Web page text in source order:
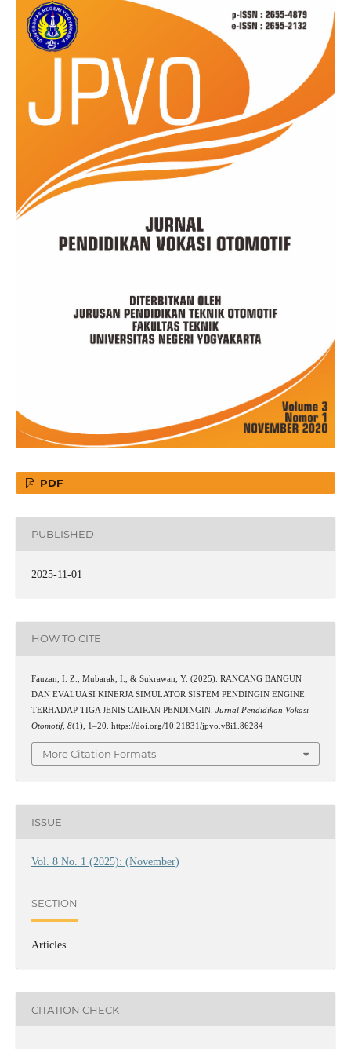
PDF
PUBLISHED
2025-11-01
HOW TO CITE
Fauzan, I. Z., Mubarak, I., & Sukrawan, Y. (2025). RANCANG BANGUN
DAN EVALUASI KINERJA SIMULATOR SISTEM PENDINGIN ENGINE
TERHADAP TIGA JENIS CAIRAN PENDINGIN. Jurnal Pendidikan Vokasi
Otomotif, 8(1), 1–20. https://doi.org/10.21831/jpvo.v8i1.86284
More Citation Formats
ISSUE
Vol. 8 No. 1 (2025): (November)
SECTION
Articles
CITATION CHECK